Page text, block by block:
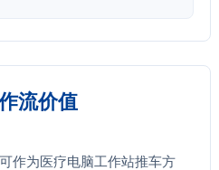
流价值
作为医疗电脑工作站推车方